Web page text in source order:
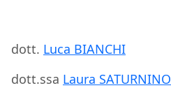
dott. Luca BIANCHI
dott.ssa Laura SATURNINO